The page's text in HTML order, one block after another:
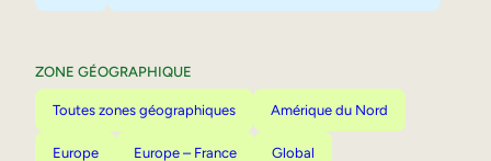
ZONE GÉOGRAPHIQUE
Toutes zones géographiques Amérique du Nord
Europe Europe – France Global